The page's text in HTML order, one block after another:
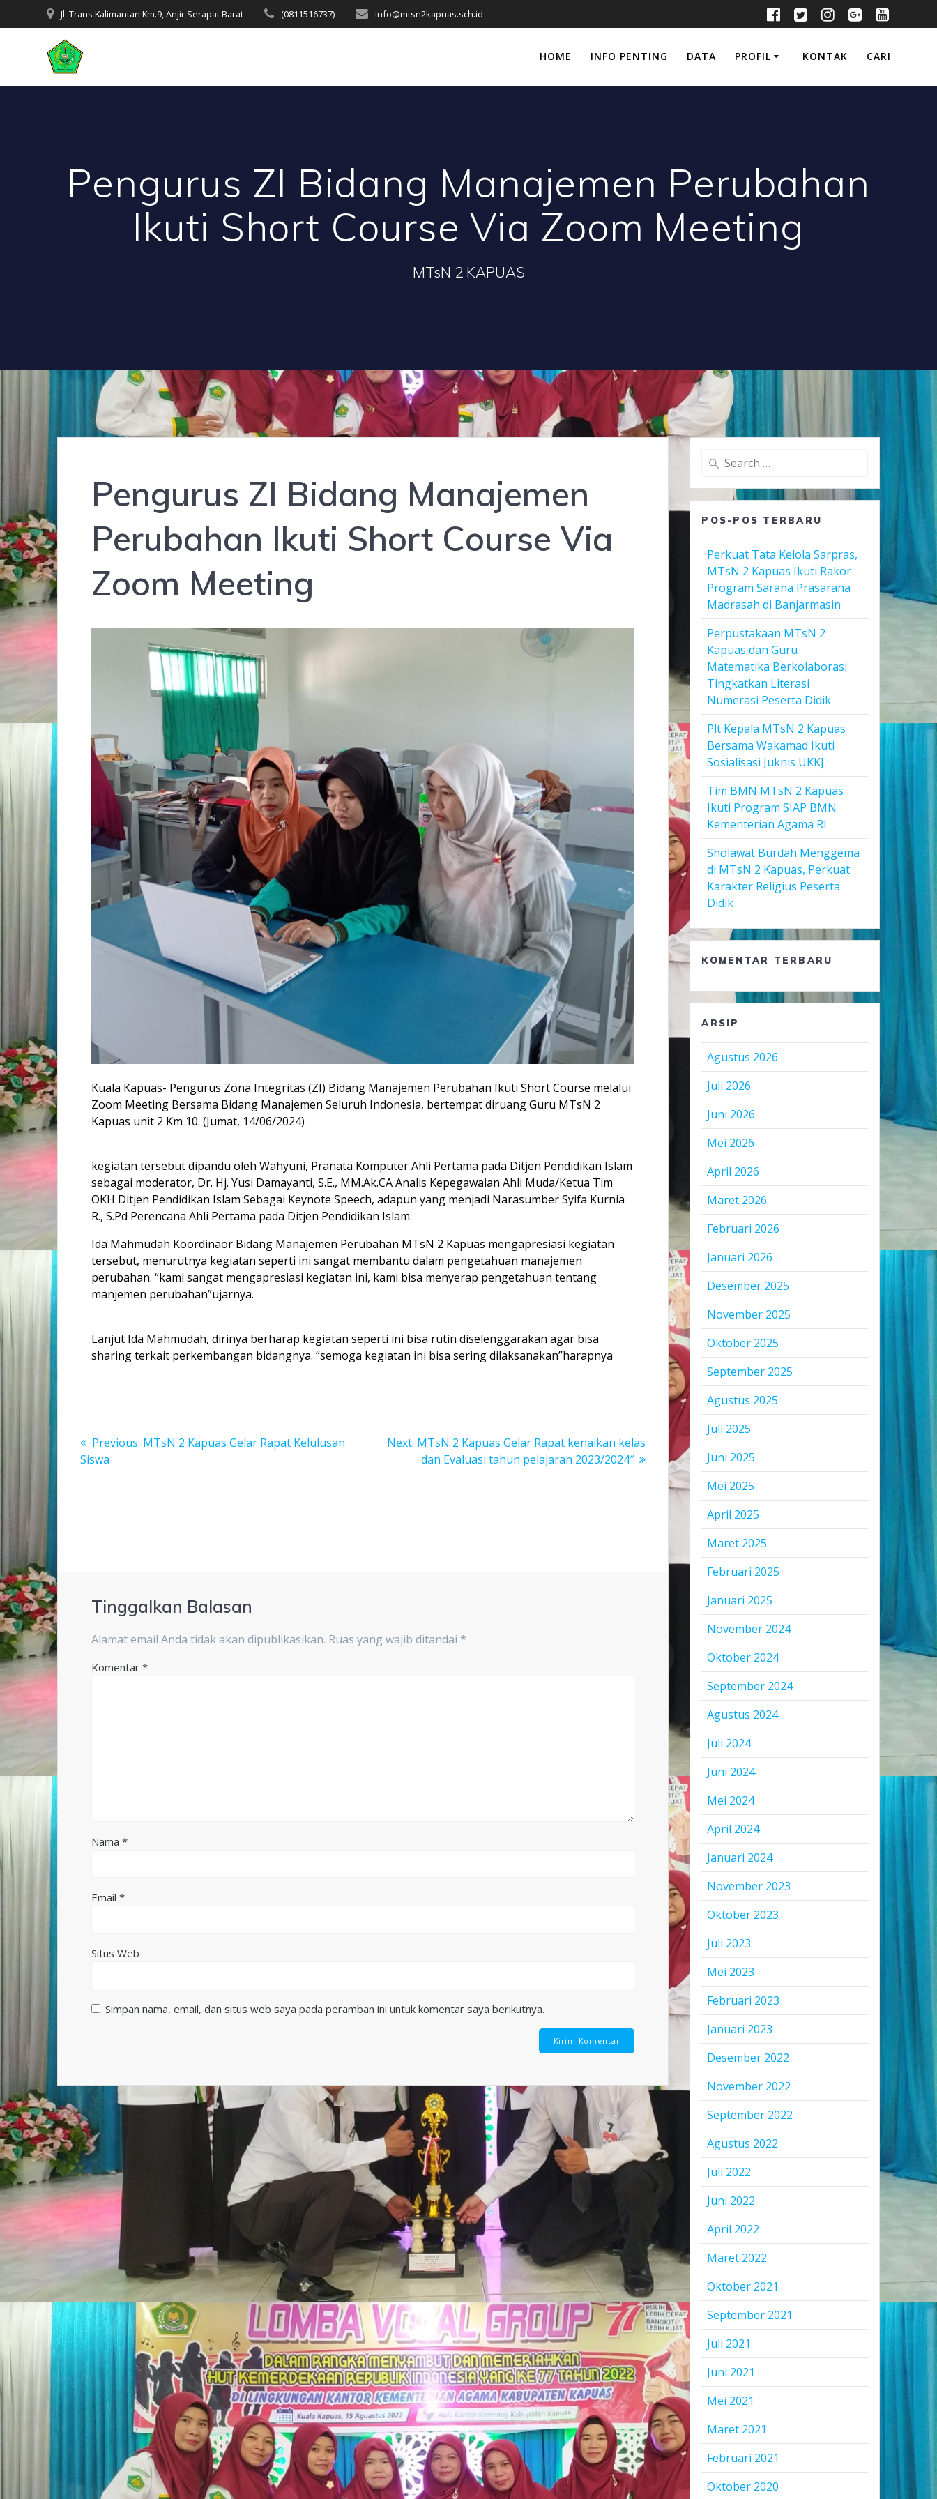
to
Jl. Trans Kalimantan Km.9, Anjir Serapat Barat (0811516737) info@mtsn2kapuas.sch.id
HOME INFO PENTING DATA PROFIL KONTAK CARI
Pengurus ZI Bidang Manajemen Perubahan
Ikuti Short Course Via Zoom Meeting
MTsN 2 KAPUAS
Pengurus ZI Bidang Manajemen
Perubahan Ikuti Short Course Via
Zoom Meeting
Kuala Kapuas- Pengurus Zona Integritas (ZI) Bidang Manajemen Perubahan Ikuti Short Course melalui
Zoom Meeting Bersama Bidang Manajemen Seluruh Indonesia, bertempat diruang Guru MTsN 2
Kapuas unit 2 Km 10. (Jumat, 14/06/2024)
kegiatan tersebut dipandu oleh Wahyuni, Pranata Komputer Ahli Pertama pada Ditjen Pendidikan Islam
sebagai moderator, Dr. Hj. Yusi Damayanti, S.E., MM.Ak.CA Analis Kepegawaian Ahli Muda/Ketua Tim
OKH Ditjen Pendidikan Islam Sebagai Keynote Speech, adapun yang menjadi Narasumber Syifa Kurnia
R., S.Pd Perencana Ahli Pertama pada Ditjen Pendidikan Islam.
Ida Mahmudah Koordinaor Bidang Manajemen Perubahan MTsN 2 Kapuas mengapresiasi kegiatan
tersebut, menurutnya kegiatan seperti ini sangat membantu dalam pengetahuan manajemen
perubahan. “kami sangat mengapresiasi kegiatan ini, kami bisa menyerap pengetahuan tentang
manjemen perubahan”ujarnya.
Lanjut Ida Mahmudah, dirinya berharap kegiatan seperti ini bisa rutin diselenggarakan agar bisa
sharing terkait perkembangan bidangnya. “semoga kegiatan ini bisa sering dilaksanakan”harapnya
Navigasi
pos
Previous: Previous
MTsN 2 Kapuas Gelar Rapat Kelulusan
Siswa
Next: Next
post:
MTsN 2 Kapuas Gelar Rapat kenaikan kelas
dan Evaluasi tahun pelajaran 2023/2024″
Tinggalkan Balasan
Alamat email Anda tidak akan dipublikasikan. Ruas yang wajib ditandai *
Komentar*
Nama*
Email*
Situs Web
Simpan nama, email, dan situs web saya pada peramban ini untuk komentar saya berikutnya.
Search
POS-POS TERBARU
Perkuat Tata Kelola Sarpras,
MTsN 2 Kapuas Ikuti Rakor
Program Sarana Prasarana
Madrasah di Banjarmasin
Perpustakaan MTsN 2
Kapuas dan Guru
Matematika Berkolaborasi
Tingkatkan Literasi
Numerasi Peserta Didik
Plt Kepala MTsN 2 Kapuas
Bersama Wakamad Ikuti
Sosialisasi Juknis UKKJ
Tim BMN MTsN 2 Kapuas
Ikuti Program SIAP BMN
Kementerian Agama RI
Sholawat Burdah Menggema
di MTsN 2 Kapuas, Perkuat
Karakter Religius Peserta
Didik
KOMENTAR TERBARU
ARSIP
Agustus 2026
Juli 2026
Juni 2026
Mei 2026
April 2026
Maret 2026
Februari 2026
Januari 2026
Desember 2025
November 2025
Oktober 2025
September 2025
Agustus 2025
Juli 2025
Juni 2025
Mei 2025
April 2025
Maret 2025
Februari 2025
Januari 2025
November 2024
Oktober 2024
September 2024
Agustus 2024
Juli 2024
Juni 2024
Mei 2024
April 2024
Januari 2024
November 2023
Oktober 2023
Juli 2023
Mei 2023
Februari 2023
Januari 2023
Desember 2022
November 2022
September 2022
Agustus 2022
Juli 2022
Juni 2022
April 2022
Maret 2022
Oktober 2021
September 2021
Juli 2021
Juni 2021
Mei 2021
Maret 2021
Februari 2021
Oktober 2020